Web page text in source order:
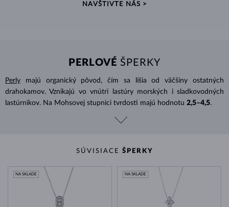
NAVŠTIVTE NÁS >
PERLOVÉ ŠPERKY
Perly
majú organický pôvod, čím sa líšia od väčšiny ostatných
drahokamov. Vznikajú vo vnútri lastúry morských i sladkovodných
lastúrnikov. Na Mohsovej stupnici tvrdosti majú hodnotu 2,5–4,5.
SÚVISIACE ŠPERKY
NA SKLADE NA SKLADE